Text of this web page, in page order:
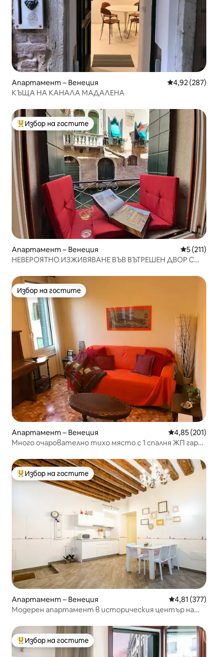
Апартамент – Венеция Средна
4,92 (287)
КЪЩА НА КАНАЛА МАДАЛЕНА
Най-популярен избор на гостите
Избор на гостите
Апартамент – Венеция Средна
5 (211)
НЕВЕРОЯТНО ИЗЖИВЯВАНЕ ВЪВ ВЪТРЕШЕН ДВОР С
Избор на гостите
Избор на гостите
Апартамент – Венеция Средна
4,85 (201)
Много очарователно тихо място с 1 спалня ЖП гара
Най-популярен избор на гостите
Избор на гостите
Апартамент – Венеция Средна
4,81 (377)
Модерен апартамент в историческия център на
Най-популярен избор на гостите
Избор на гостите